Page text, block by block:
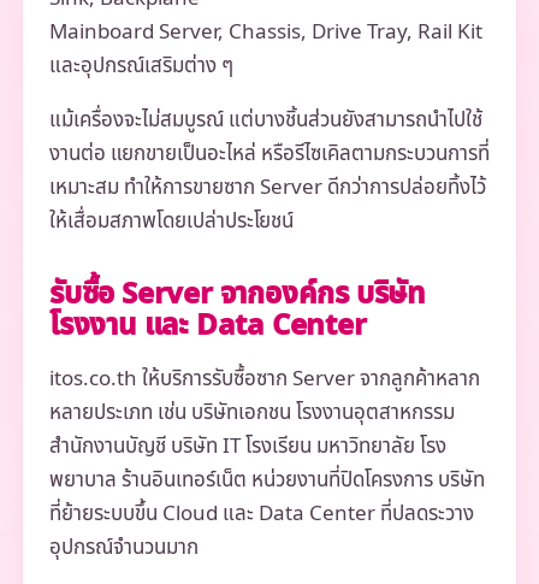
Mainboard Server, Chassis, Drive Tray, Rail Kit
และอุปกรณ์เสริมต่าง ๆ
แม้เครื่องจะไม่สมบูรณ์ แต่บางชิ้นส่วนยังสามารถนำไปใช้
งานต่อ แยกขายเป็นอะไหล่ หรือรีไซเคิลตามกระบวนการที่
เหมาะสม ทำให้การขายซาก Server ดีกว่าการปล่อยทิ้งไว้
ให้เสื่อมสภาพโดยเปล่าประโยชน์
รับซื้อ Server จากองค์กร บริษัท
โรงงาน และ Data Center
itos.co.th ให้บริการรับซื้อซาก Server จากลูกค้าหลาก
หลายประเภท เช่น บริษัทเอกชน โรงงานอุตสาหกรรม
สำนักงานบัญชี บริษัท IT โรงเรียน มหาวิทยาลัย โรง
พยาบาล ร้านอินเทอร์เน็ต หน่วยงานที่ปิดโครงการ บริษัท
ที่ย้ายระบบขึ้น Cloud และ Data Center ที่ปลดระวาง
อุปกรณ์จำนวนมาก